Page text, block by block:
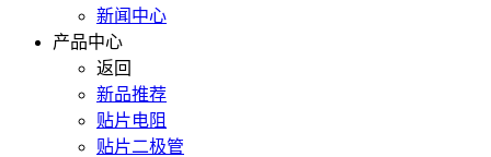
新闻中心
产品中心
返回
新品推荐
贴片电阻
贴片二极管